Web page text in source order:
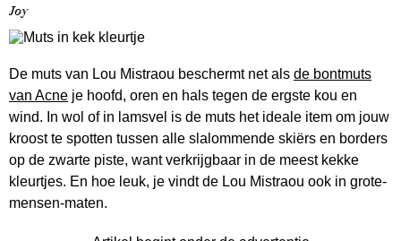
Joy
De muts van Lou Mistraou beschermt net als de bontmuts
van Acne je hoofd, oren en hals tegen de ergste kou en
wind. In wol of in lamsvel is de muts het ideale item om jouw
kroost te spotten tussen alle slalommende skiërs en borders
op de zwarte piste, want verkrijgbaar in de meest kekke
kleurtjes. En hoe leuk, je vindt de Lou Mistraou ook in grote-
mensen-maten.